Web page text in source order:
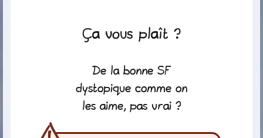
Ça vous plaît ?
De la bonne SF
dystopique comme on
les aime, pas vrai ?